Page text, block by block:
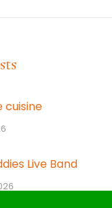
cuisine
Live Band